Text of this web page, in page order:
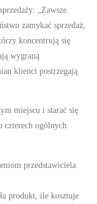
„Zawsze.
zamykać sprzedaż,
koncentrują się
wygraną
klienci postrzegają
miejscu i starać się
czterech ogólnych
przedstawiciela
produkt, ile kosztuje